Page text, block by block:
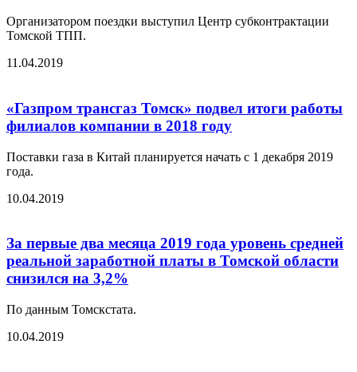
Организатором поездки выступил Центр субконтрактации
Томской ТПП.
11.04.2019
«Газпром трансгаз Томск» подвел итоги работы
филиалов компании в 2018 году
Поставки газа в Китай планируется начать с 1 декабря 2019
года.
10.04.2019
За первые два месяца 2019 года уровень средней
реальной заработной платы в Томской области
снизился на 3,2%
По данным Томскстата.
10.04.2019